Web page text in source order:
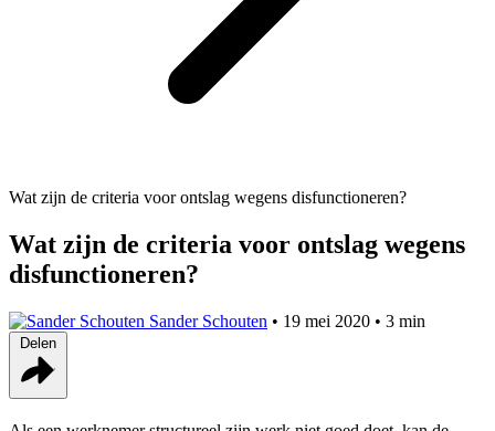
Wat zijn de criteria voor ontslag wegens disfunctioneren?
Wat zijn de criteria voor ontslag wegens
disfunctioneren?
Sander Schouten • 19 mei 2020 • 3 min